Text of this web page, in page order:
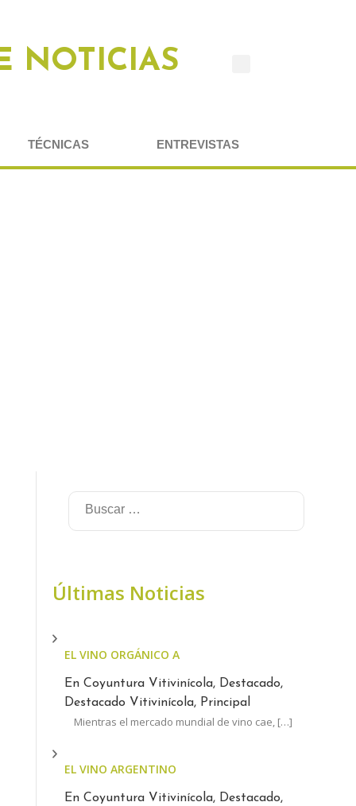
NOTICIAS
TÉCNICAS ENTREVISTAS
Últimas Noticias
EL VINO ORGÁNICO ARGENTINO CRECE A
En Coyuntura Vitivinícola, Destacado,
Destacado Vitivinícola, Principal
Mientras el mercado mundial de vino cae, […]
EL VINO ARGENTINO AUMENTÓ MENOS QUE LA
En Coyuntura Vitivinícola, Destacado,